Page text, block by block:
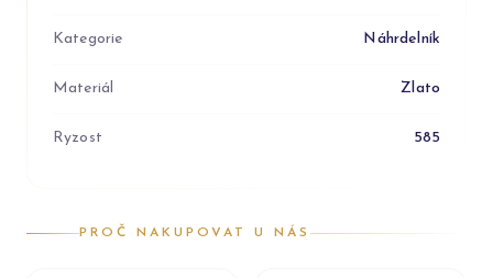
Kategorie Náhrdelník
Materiál Zlato
Ryzost 585
PROČ NAKUPOVAT U NÁS